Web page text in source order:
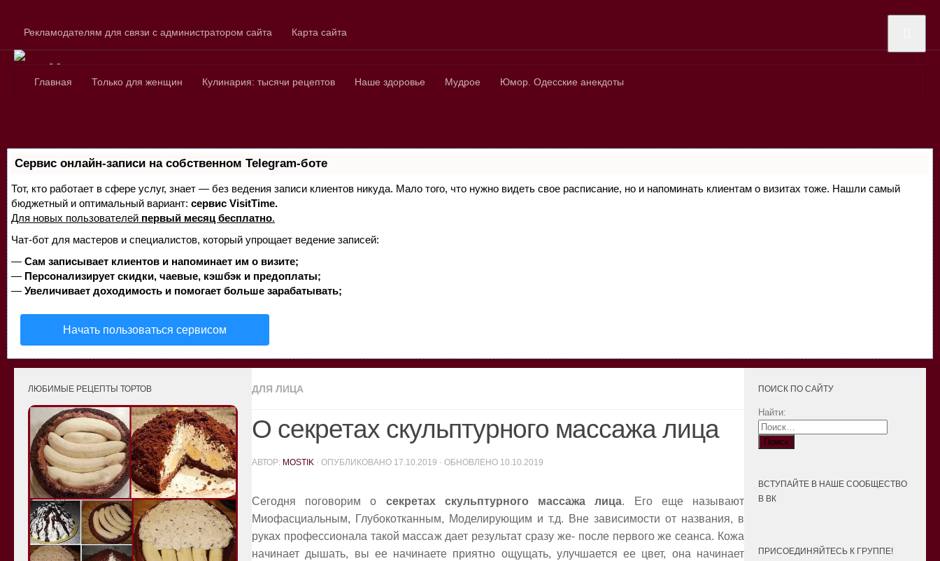
Рекламодателям для связи с администратором сайта Карта сайта
Сайт для любознательных
Главная Только для женщин Кулинария: тысячи рецептов Наше здоровье Мудрое Юмор. Одесские анекдоты
Сервис онлайн-записи на собственном Telegram-боте
Тот, кто работает в сфере услуг, знает — без ведения записи клиентов никуда. Мало того, что нужно видеть свое расписание, но и напоминать клиентам о визитах тоже. Нашли самый
бюджетный и оптимальный вариант: сервис VisitTime.
Для новых пользователей первый месяц бесплатно.
Чат-бот для мастеров и специалистов, который упрощает ведение записей:
— Сам записывает клиентов и напоминает им о визите;
— Персонализирует скидки, чаевые, кэшбэк и предоплаты;
— Увеличивает доходимость и помогает больше зарабатывать;
Начать пользоваться сервисом
ДЛЯ ЛИЦА
О секретах скульптурного массажа лица
АВТОР: MOSTIK · ОПУБЛИКОВАНО 17.10.2019 · ОБНОВЛЕНО 10.10.2019
Сегодня поговорим о секретах скульптурного массажа лица. Его еще называют
Миофасциальным, Глубокотканным, Моделирующим и т.д. Вне зависимости от названия, в
руках профессионала такой массаж дает результат сразу же- после первого же сеанса. Кожа
начинает дышать, вы ее начинаете приятно ощущать, улучшается ее цвет, она начинает
ЛЮБИМЫЕ РЕЦЕПТЫ ТОРТОВ ПОИСК ПО САЙТУ
Найти:
ВСТУПАЙТЕ В НАШЕ СООБЩЕСТВО
В ВК
ПРИСОЕДИНЯЙТЕСЬ К ГРУППЕ!